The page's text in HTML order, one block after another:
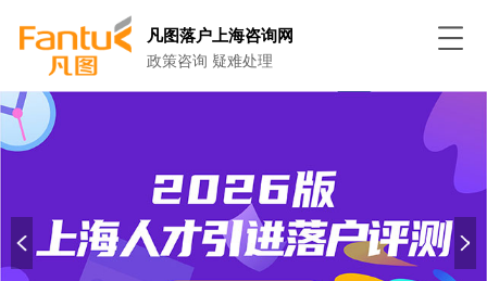
凡图落户上海咨询网
政策咨询 疑难处理